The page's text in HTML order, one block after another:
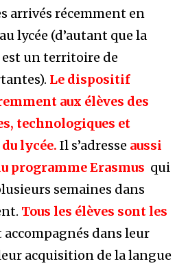
arrivés récemment en
lycée (d’autant que la
est un territoire de
Le dispositif
aux élèves des
technologiques et
lycée. Il s’adresse aussi
programme Erasmus qui
semaines dans
Tous les élèves sont les
accompagnés dans leur
acquisition de la langue